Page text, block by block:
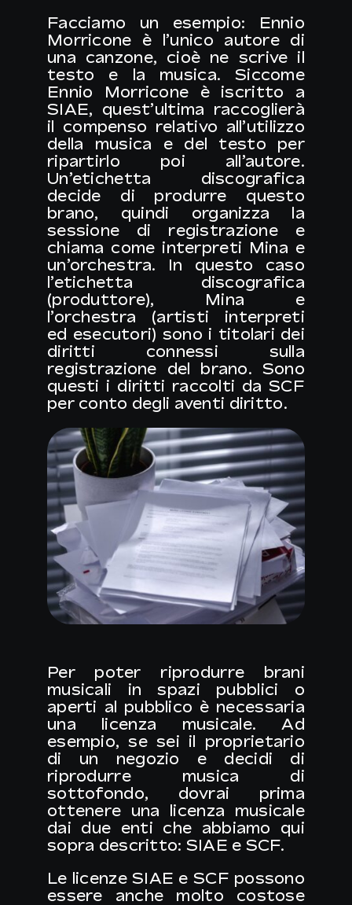
Facciamo un esempio:
Ennio
Morricone è l’unico autore di
una canzone, cioè ne scrive il
testo e la musica. Siccome
Ennio Morricone è iscritto a
SIAE, quest’ultima raccoglierà
il compenso relativo all’utilizzo
della musica e del testo per
ripartirlo poi all’autore.
Un’etichetta discografica
decide di produrre questo
brano, quindi organizza la
sessione di registrazione e
chiama come interpreti Mina e
un’orchestra. In questo caso
l’etichetta discografica
(produttore), Mina e
l’orchestra (artisti interpreti
ed esecutori) sono i titolari dei
diritti connessi sulla
registrazione del brano. Sono
questi i diritti raccolti da SCF
per conto degli aventi diritto.
Per poter riprodurre brani
musicali in spazi pubblici o
aperti al pubblico è necessaria
una licenza musicale. Ad
esempio, se sei il proprietario
di un negozio e decidi di
riprodurre musica di
sottofondo, dovrai prima
ottenere una licenza musicale
dai due enti che abbiamo qui
sopra descritto: SIAE e SCF.
Le licenze SIAE e SCF possono
essere anche molto costose